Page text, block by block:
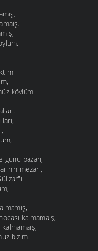
köylüm
pazarı,
mezarı,
kalmamaış,
bizim.